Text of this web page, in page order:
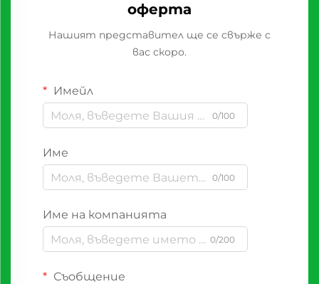
оферта
Нашият представител ще се свърже с
вас скоро.
Имейл
0/100
Име
0/100
Име на компанията
0/200
Съобщение